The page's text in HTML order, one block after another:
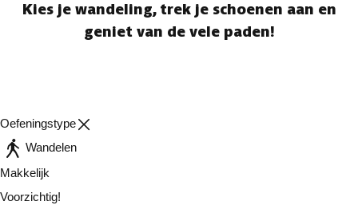
Kies je wandeling, trek je schoenen aan en
geniet van de vele paden!
Oefeningstype
Wandelen
Makkelijk
Voorzichtig!